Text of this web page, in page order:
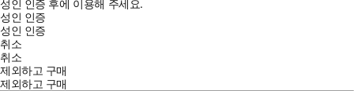
성인 인증 후에 이용해 주세요.
성인 인증
성인 인증
취소
취소
제외하고 구매
제외하고 구매